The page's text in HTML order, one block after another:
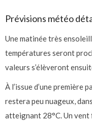
Prévisions météo
Une matinée très
températures seront
valeurs s’élèveront
À l’issue d’une première
restera peu nuageux,
atteignant 28°C. Un